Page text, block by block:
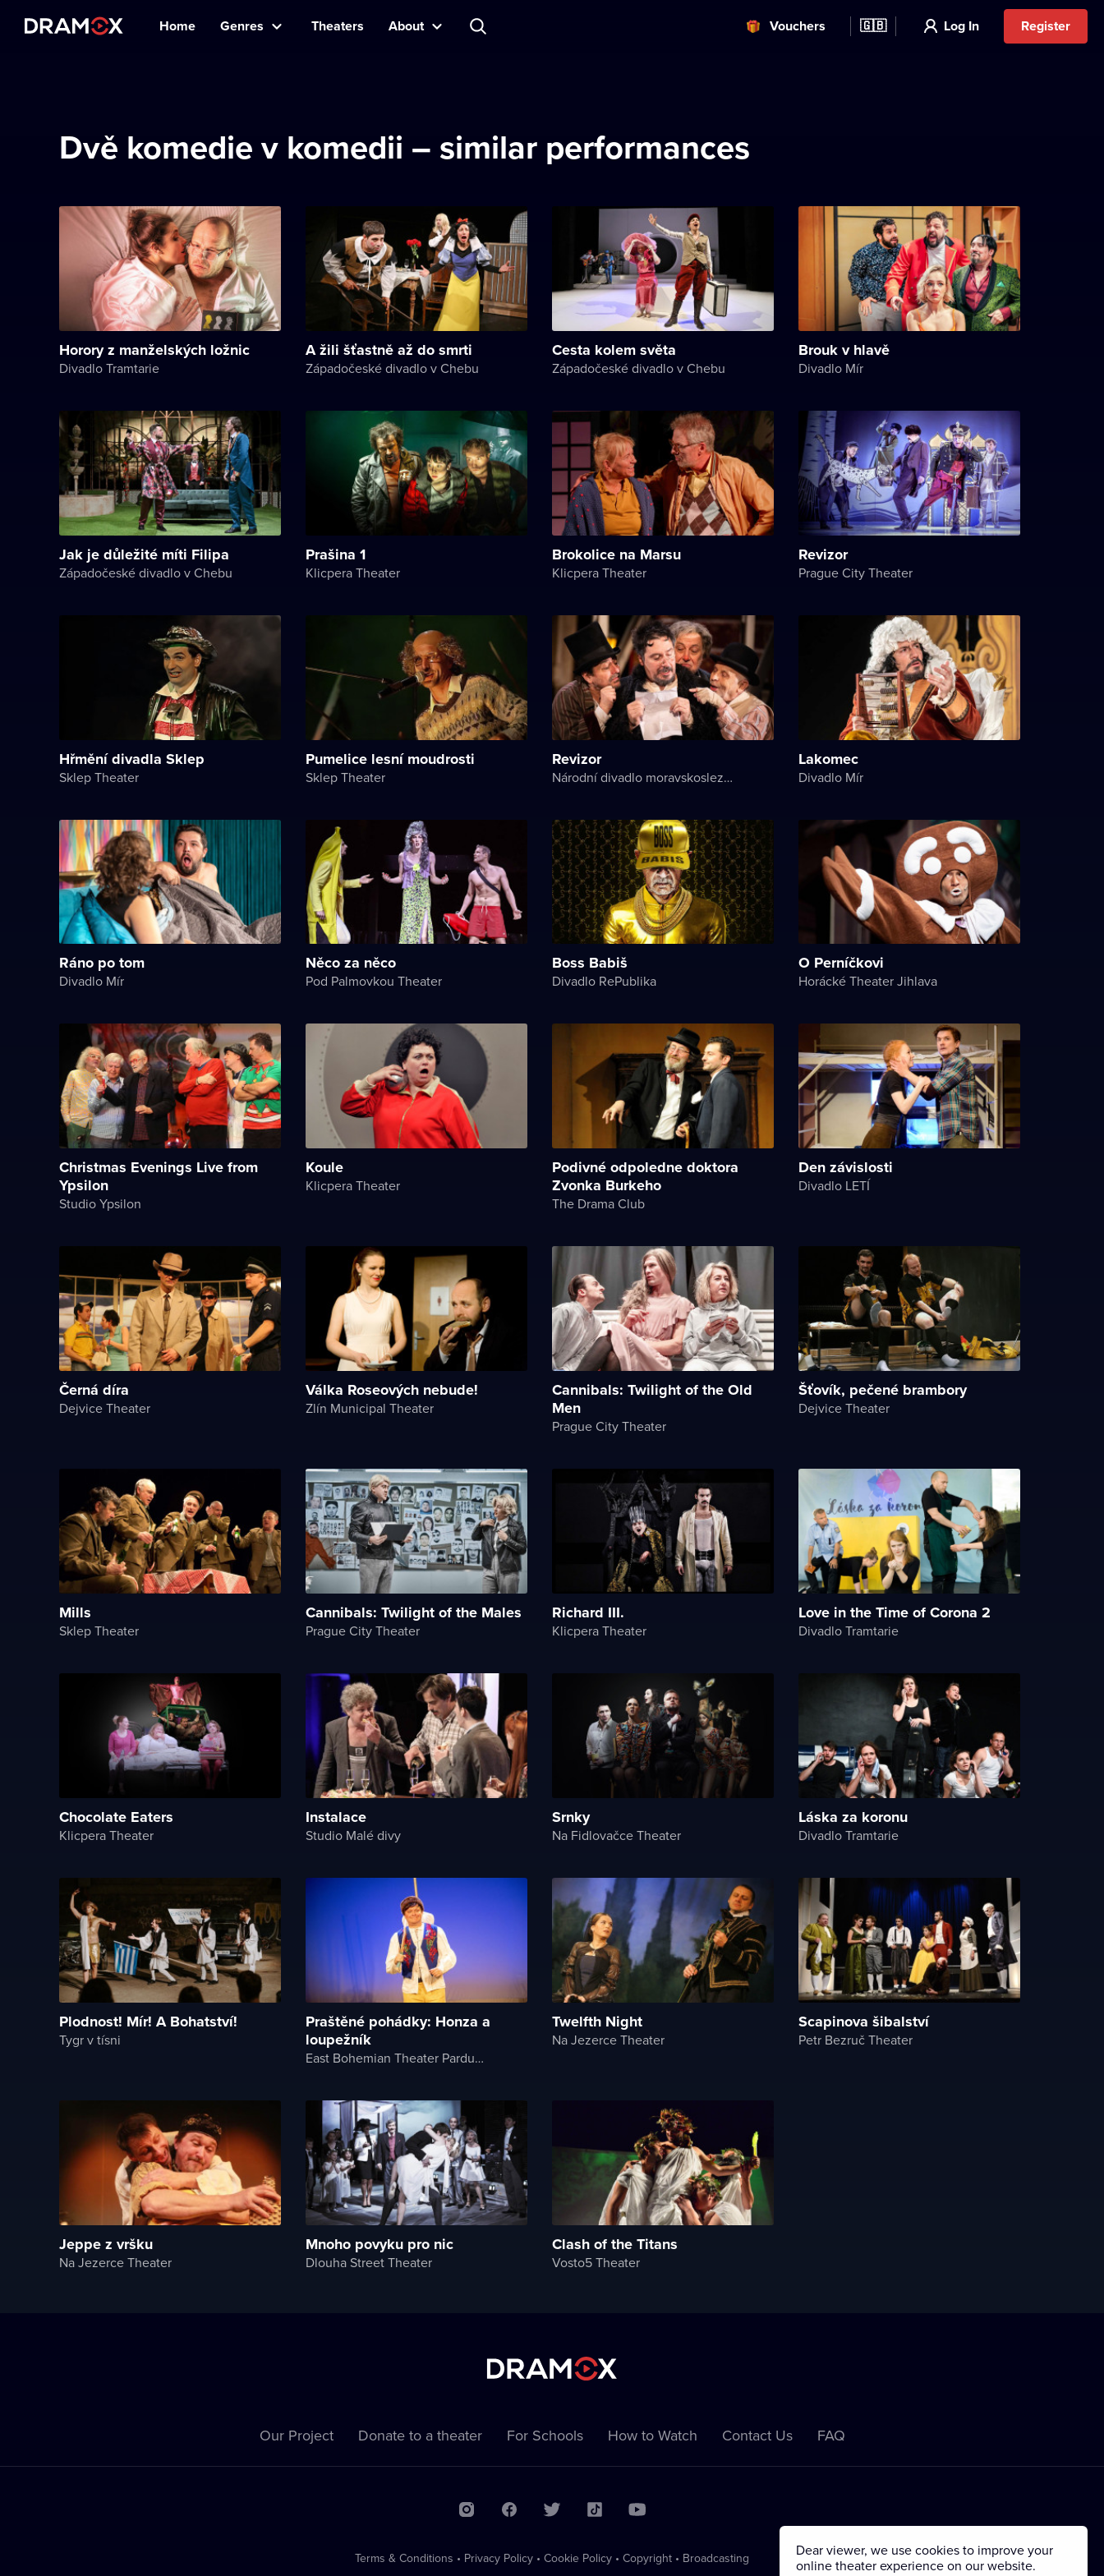
Home Genres Theaters About Vouchers 🇬🇧 Log In Register
Dvě komedie v komedii – similar performances
Horory z manželských ložnic
Divadlo Tramtarie
A žili šťastně až do smrti
Západočeské divadlo v Chebu
Cesta kolem světa
Západočeské divadlo v Chebu
Brouk v hlavě
Divadlo Mír
Jak je důležité míti Filipa
Západočeské divadlo v Chebu
Prašina 1
Klicpera Theater
Brokolice na Marsu
Klicpera Theater
Revizor
Prague City Theater
Hřmění divadla Sklep
Sklep Theater
Pumelice lesní moudrosti
Sklep Theater
Revizor
Národní divadlo moravskoslezské
Lakomec
Divadlo Mír
Ráno po tom
Divadlo Mír
Něco za něco
Pod Palmovkou Theater
Boss Babiš
Divadlo RePublika
O Perníčkovi
Horácké Theater Jihlava
Christmas Evenings Live from
Ypsilon
Studio Ypsilon
Koule
Klicpera Theater
Podivné odpoledne doktora
Zvonka Burkeho
The Drama Club
Den závislosti
Divadlo LETÍ
Černá díra
Dejvice Theater
Válka Roseových nebude!
Zlín Municipal Theater
Cannibals: Twilight of the Old
Men
Prague City Theater
Šťovík, pečené brambory
Dejvice Theater
Mills
Sklep Theater
Cannibals: Twilight of the Males
Prague City Theater
Richard III.
Klicpera Theater
Love in the Time of Corona 2
Divadlo Tramtarie
Chocolate Eaters
Klicpera Theater
Instalace
Studio Malé divy
Srnky
Na Fidlovačce Theater
Láska za koronu
Divadlo Tramtarie
Plodnost! Mír! A Bohatství!
Tygr v tísni
Praštěné pohádky: Honza a
loupežník
East Bohemian Theater Pardubice
Twelfth Night
Na Jezerce Theater
Scapinova šibalství
Petr Bezruč Theater
Jeppe z vršku
Na Jezerce Theater
Mnoho povyku pro nic
Dlouha Street Theater
Clash of the Titans
Vosto5 Theater
Our Project Donate to a theater For Schools How to Watch Contact Us FAQ
Terms & Conditions • Privacy Policy • Cookie Policy • Copyright • Broadcasting
Dear viewer, we use cookies to improve your
online theater experience on our website.